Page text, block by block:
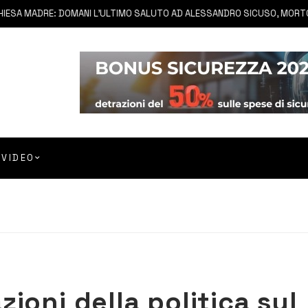
MADRE: DOMANI L’ULTIMO SALUTO AD ALESSANDRO SICUSO, MORTO IN
VIDEO